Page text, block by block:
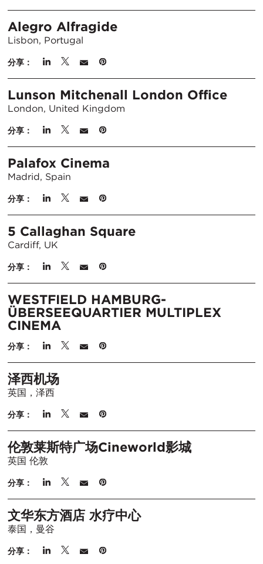
Alegro Alfragide
Lisbon, Portugal
分享：
Lunson Mitchenall London Office
London, United Kingdom
分享：
Palafox Cinema
Madrid, Spain
分享：
5 Callaghan Square
Cardiff, UK
分享：
WESTFIELD HAMBURG-
ÜBERSEEQUARTIER MULTIPLEX
CINEMA
分享：
泽西机场
英国，泽西
分享：
伦敦莱斯特广场Cineworld影城
英国 伦敦
分享：
文华东方酒店 水疗中心
泰国，曼谷
分享：